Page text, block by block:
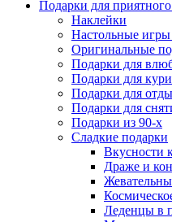
Подарки для
Наклейки
Настольные
Оригинальные
Подарки для
Подарки для
Подарки для
Подарки для
Подарки из 90-х
Сладкие подарки
Вкусности
Драже и
Леденцы в